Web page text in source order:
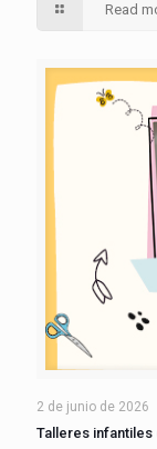
Read
2 de junio de 2026
Talleres infantiles